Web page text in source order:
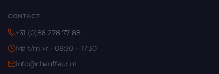
CONTACT
+31 (0)88 278 77 88
Ma t/m vr · 08:30 – 17:30
info@chauffeur.nl